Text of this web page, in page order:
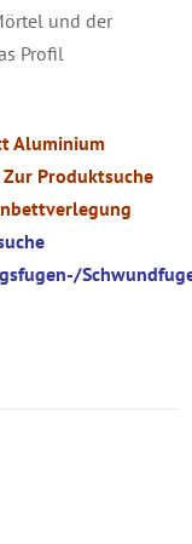
und der
Profil
Aluminium
Zur Produktsuche